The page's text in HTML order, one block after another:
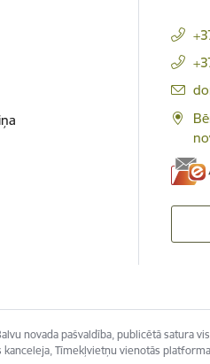
E-
novada pašvaldība, publicētā satura
kanceleja, Tīmekļvietņu vienotās